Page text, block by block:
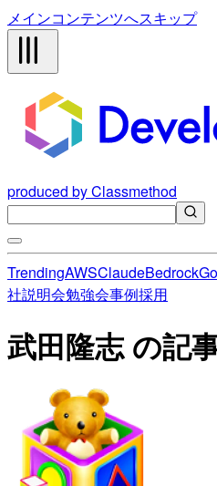
メインコンテンツへスキップ
produced by Classmethod
TrendingAWSClaudeBedrock
社説明会勉強会事例採用
武田隆志 の記